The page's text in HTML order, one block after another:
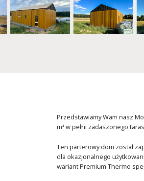
Przedstawiamy Wam nasz
m² w pełni zadaszonego
Ten parterowy dom został
dla okazjonalnego
wariant Premium Thermo